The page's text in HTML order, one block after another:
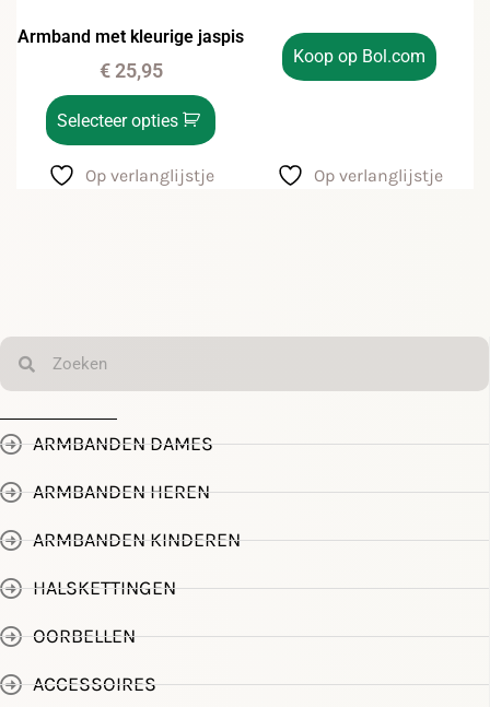
Armband met kleurige jaspis
€25,95
Selecteer opties
Op verlanglijstje
Koop op Bol.com
Op verlanglijstje
ARMBANDEN DAMES
ARMBANDEN HEREN
ARMBANDEN KINDEREN
HALSKETTINGEN
OORBELLEN
ACCESSOIRES